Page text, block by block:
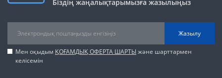
Біздің жаңалықтарымызға жазылыңыз
Жазылу
Мен оқыдым ҚОҒАМДЫҚ ОФЕРТА ШАРТЫ және шарттармен
келісемін